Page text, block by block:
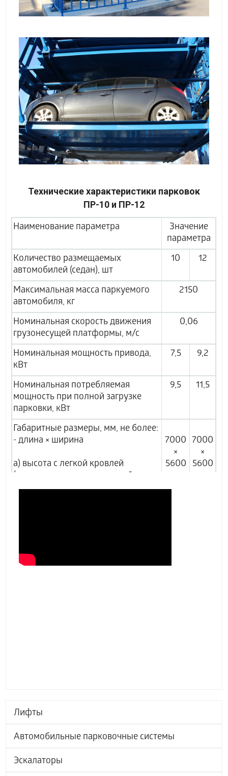
Лифты
Автомобильные парковочные системы
Эскалаторы
Технические характеристики парковок
ПР-10 и ПР-12
Наименование параметра
Значение
параметра
Количество размещаемых
автомобилей (седан), шт
10 12
Максимальная масса паркуемого
автомобиля, кг
2150
Номинальная скорость движения
грузонесущей платформы, м/с
0,06
Номинальная мощность привода,
кВт
7,5 9,2
Номинальная потребляемая
мощность при полной загрузке
парковки, кВт
9,5 11,5
Габаритные размеры, мм, не более:
- длина × ширина
а) высота с легкой кровлей
комплект)
7000
×
5600
12500
7000
×
5600